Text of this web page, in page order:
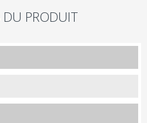
DU PRODUIT